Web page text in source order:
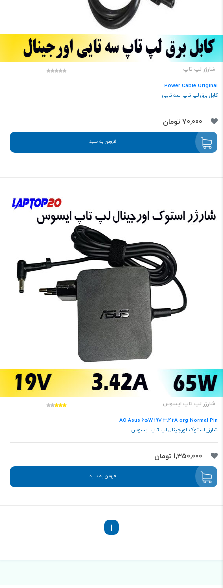
شارژر لپ تاپ
Power Cable Original
کابل برق لپ تاپ سه تایی
70,000 تومان
افزودن به سبد
شارژر لپ تاپ ایسوس
AC Asus 65W 19V 3.42A org Normal Pin
شارژر استوک اورجینال لپ تاپ ایسوس
1,350,000 تومان
افزودن به سبد
1